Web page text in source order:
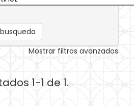
Mostrar filtros avanzados
1-1 de 1.